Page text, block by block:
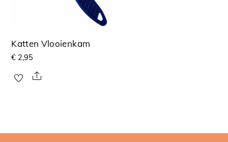
Katten Vlooienkam
€ 2,95
Share